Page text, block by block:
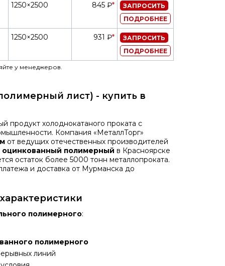
1250×2500 845 ₽*
ЗАПРОСИТЬ
ПОДРОБНЕЕ
1250×2500 931 ₽*
ЗАПРОСИТЬ
ПОДРОБНЕЕ
у менеджеров.
лист) - купить в
продукт холоднокатаного проката с
Компания «МеталлТорг»
от ведущих отечественных производителей
оцинкованный полимерный в Красноярске
остаток более 5000 тонн металлопроката.
и доставка от Мурманска до
полимерного:
полимерного
линий